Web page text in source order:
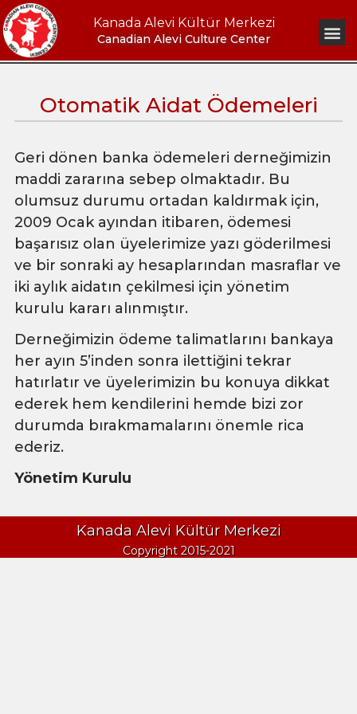
Kanada Alevi Kültür Merkezi
Canadian Alevi Culture Center
Otomatik Aidat Ödemeleri
Geri dönen banka ödemeleri derneğimizin
maddi zararına sebep olmaktadır. Bu
olumsuz durumu ortadan kaldırmak için,
2009 Ocak ayından itibaren, ödemesi
başarısız olan üyelerimize yazı göderilmesi
ve bir sonraki ay hesaplarından masraflar ve
iki aylık aidatın çekilmesi için yönetim
kurulu kararı alınmıştır.
Derneğimizin ödeme talimatlarını bankaya
her ayın 5’inden sonra ilettiğini tekrar
hatırlatır ve üyelerimizin bu konuya dikkat
ederek hem kendilerini hemde bizi zor
durumda bırakmamalarını önemle rica
ederiz.
Yönetim Kurulu
Kanada Alevi Kültür Merkezi
Copyright 2015-2021